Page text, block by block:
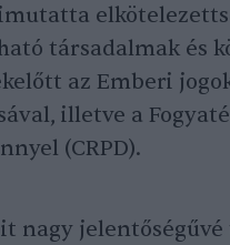
társadalmak és
az Emberi
illetve a
(CRPD).
nagy jelentőségűvé